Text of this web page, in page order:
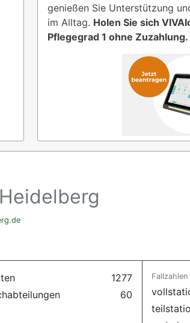
genießen Sie Unterstützung
im Alltag. Holen Sie sich
Pflegegrad 1 ohne Zuzahlung.
1277
60
Fallzahlen